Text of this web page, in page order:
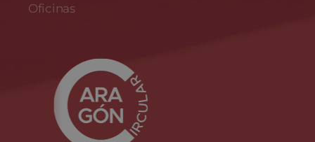
Oficinas